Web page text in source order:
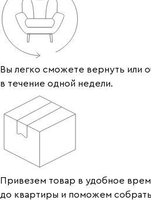
Вы легко сможете вернуть или
в течение одной недели.
Привезем товар в удобное
до квартиры и поможем